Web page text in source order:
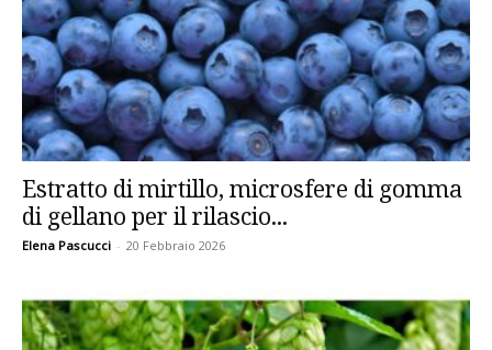
Estratto di mirtillo, microsfere di gomma
di gellano per il rilascio...
Elena Pascucci - 20 Febbraio 2026